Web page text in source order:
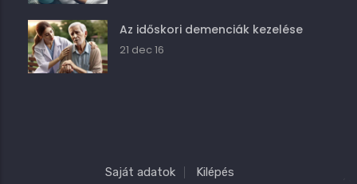
Az időskori demenciák kezelése
21 dec 16
Saját adatok
Kilépés